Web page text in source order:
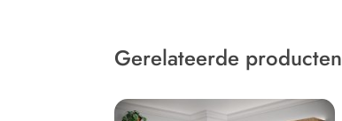
Gerelateerde producten